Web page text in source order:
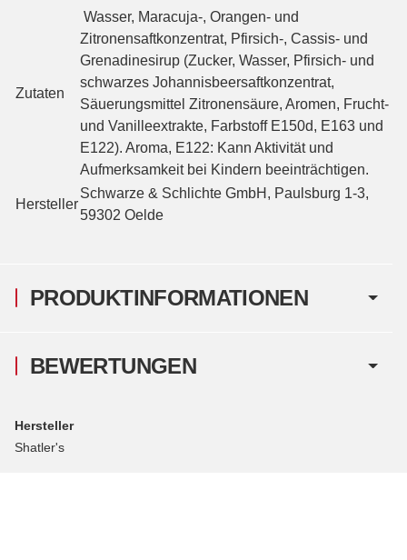
PRODUKTINFORMATIONEN
Zutaten
Wasser, Maracuja-, Orangen- und
Zitronensaftkonzentrat, Pfirsich-, Cassis- und
Grenadinesirup (Zucker, Wasser, Pfirsich- und
schwarzes Johannisbeersaftkonzentrat,
Säuerungsmittel Zitronensäure, Aromen, Frucht-
und Vanilleextrakte, Farbstoff E150d, E163 und
E122). Aroma, E122: Kann Aktivität und
Aufmerksamkeit bei Kindern beeinträchtigen.
Hersteller
Schwarze & Schlichte GmbH, Paulsburg 1-3,
59302 Oelde
BEWERTUNGEN
Hersteller
Shatler's